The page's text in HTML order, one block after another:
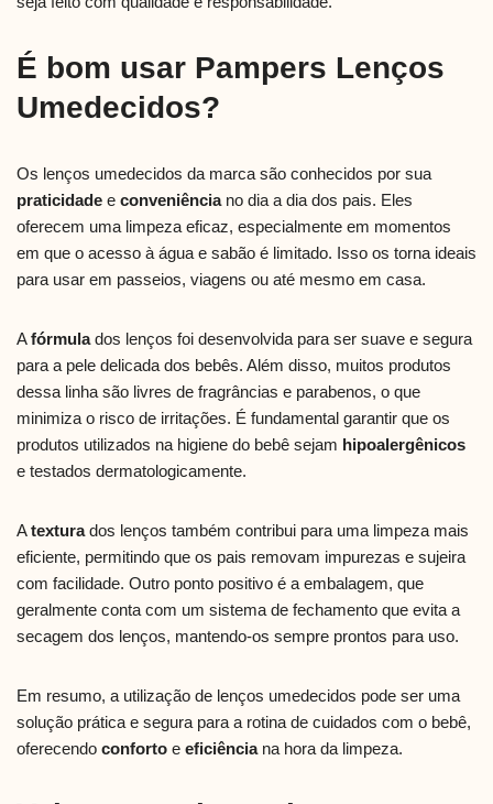
É bom usar Pampers Lenços
Umedecidos?
Os lenços umedecidos da marca são conhecidos por sua
praticidade e conveniênciano dia a dia dos pais. Eles
oferecem uma limpeza eficaz, especialmente em momentos
em que o acesso à água e sabão é limitado. Isso os torna ideais
para usar em passeios, viagens ou até mesmo em casa.
Afórmulados lenços foi desenvolvida para ser suave e segura
para a pele delicada dos bebês. Além disso, muitos produtos
dessa linha são livres de fragrâncias e parabenos, o que
minimiza o risco de irritações. É fundamental garantir que os
produtos utilizados na higiene do bebê sejam hipoalergênicos
e testados dermatologicamente.
Atexturados lenços também contribui para uma limpeza mais
eficiente, permitindo que os pais removam impurezas e sujeira
com facilidade. Outro ponto positivo é a embalagem, que
geralmente conta com um sistema de fechamento que evita a
secagem dos lenços, mantendo-os sempre prontos para uso.
Em resumo, a utilização de lenços umedecidos pode ser uma
solução prática e segura para a rotina de cuidados com o bebê,
oferecendo conforto e eficiênciana hora da limpeza.